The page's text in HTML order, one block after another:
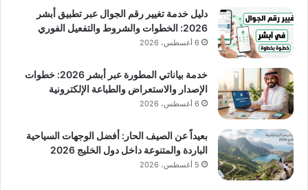
دليل خدمة تغيير رقم الجوال عبر تطبيق أبشر
2026: الخطوات والشروط والتفعيل الفوري
6 أغسطس، 2026
خدمة بياناتي المطورة عبر أبشر 2026: خطوات
الإصدار والاستعراض والطباعة الإلكترونية
6 أغسطس، 2026
بعيداً عن الصيف الحار: أفضل الوجهات السياحية
الباردة والمتنوعة داخل دول الخليج 2026
5 أغسطس، 2026